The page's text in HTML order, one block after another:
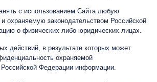
с использованием Сайта любую
охраняемую законодательством Российской
о физических либо юридических лицах.
действий, в результате которых может
охраняемой
Российской Федерации информации.